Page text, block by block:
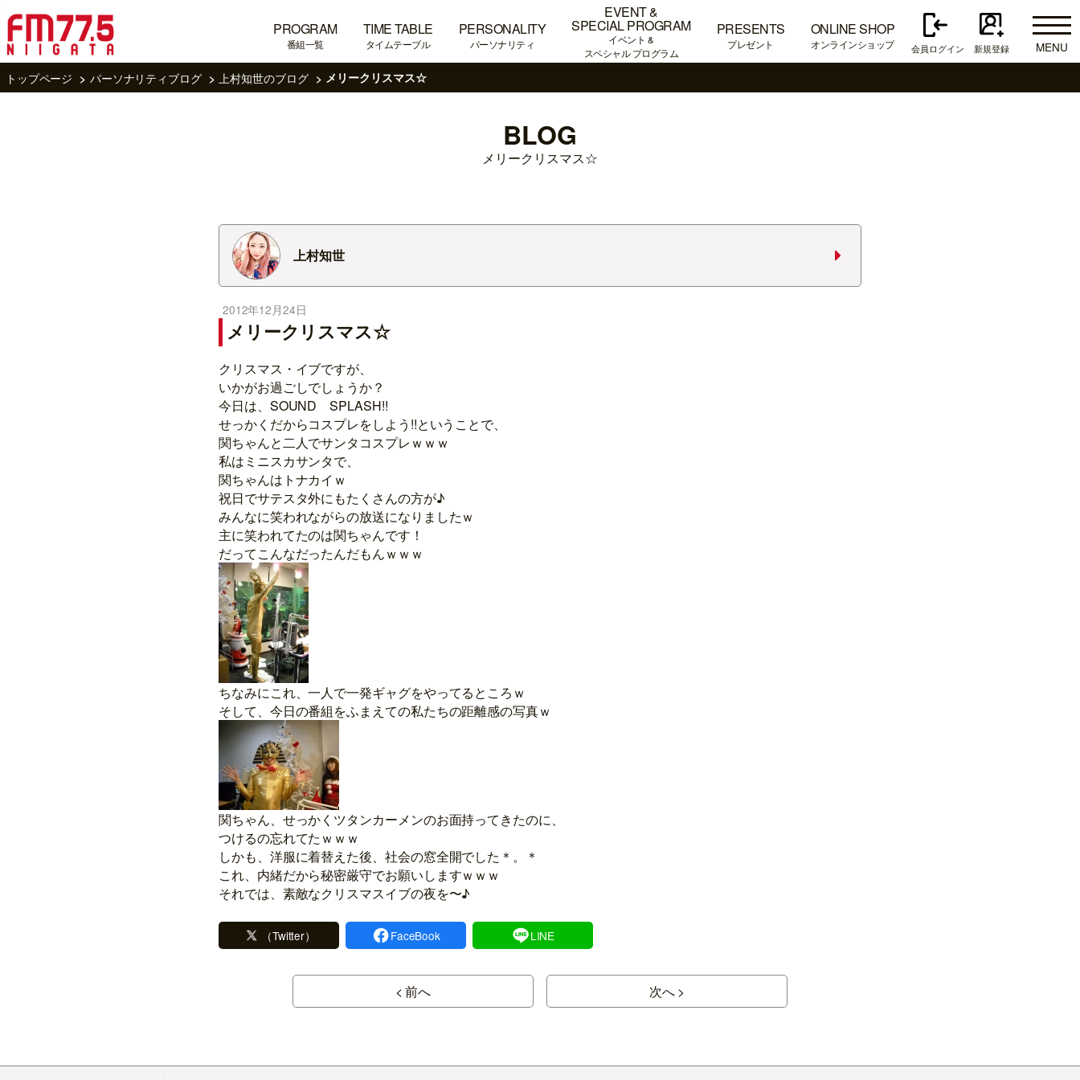
PROGRAM
番組一覧
TIME TABLE
タイムテーブル
PERSONALITY
パーソナリティ
EVENT &
SPECIAL PROGRAM
イベント &
スペシャル プログラム
PRESENTS
プレゼント
ONLINE SHOP
オンラインショップ 会員ログイン 新規登録
MENU
トップページ
パーソナリティブログ 上村知世のブログ メリークリスマス☆
BLOG
メリークリスマス☆
上村知世
2012年12月24日
メリークリスマス☆
クリスマス・イブですが、
いかがお過ごしでしょうか？
今日は、SOUND SPLASH!!
せっかくだからコスプレをしよう!!ということで、
関ちゃんと二人でサンタコスプレｗｗｗ
私はミニスカサンタで、
関ちゃんはトナカイｗ
祝日でサテスタ外にもたくさんの方が♪
みんなに笑われながらの放送になりましたｗ
主に笑われてたのは関ちゃんです！
だってこんなだったんだもんｗｗｗ
ちなみにこれ、一人で一発ギャグをやってるところｗ
そして、今日の番組をふまえての私たちの距離感の写真ｗ
関ちゃん、せっかくツタンカーメンのお面持ってきたのに、
つけるの忘れてたｗｗｗ
しかも、洋服に着替えた後、社会の窓全開でした＊。＊
これ、内緒だから秘密厳守でお願いしますｗｗｗ
それでは、素敵なクリスマスイブの夜を〜♪
（Twitter） FaceBook LINE
< 前へ 次へ >